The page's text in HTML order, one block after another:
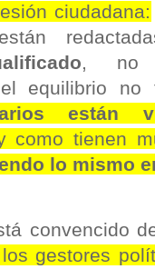
ciudadana:
, no
el equilibrio
están
como tienen
lo mismo
convencido
gestores